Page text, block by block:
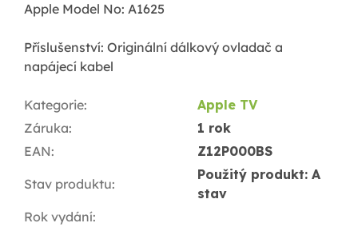
Apple Model No: A1625
Příslušenství: Originální dálkový ovladač a
napájecí kabel
Kategorie:
Apple TV
Záruka:
1 rok
EAN: Z12P000BS
Stav produktu:
Použitý produkt: A
stav
Rok vydání: